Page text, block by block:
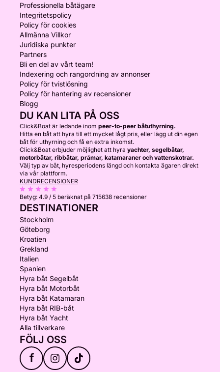
Professionella båtägare
Integritetspolicy
Policy för cookies
Allmänna Villkor
Juridiska punkter
Partners
Bli en del av vårt team!
Indexering och rangordning av annonser
Policy för tvistlösning
Policy för hantering av recensioner
Blogg
DU KAN LITA PÅ OSS
Click&Boat är ledande inom peer-to-peer båtuthyrning.
Hitta en båt att hyra till ett mycket lågt pris, eller lägg ut din egen
båt för uthyrning och få en extra inkomst.
Click&Boat erbjuder möjlighet att hyra yachter, segelbåtar,
motorbåtar, ribbåtar, pråmar, katamaraner och vattenskotrar.
Välj typ av båt, hyresperiodens längd och kontakta ägaren direkt
via vår plattform.
KUNDRECENSIONER
Betyg: 4.9 / 5 beräknat på 715638 recensioner
DESTINATIONER
Stockholm
Göteborg
Kroatien
Grekland
Italien
Spanien
Hyra båt Segelbåt
Hyra båt Motorbåt
Hyra båt Katamaran
Hyra båt RIB-båt
Hyra båt Yacht
Alla tillverkare
FÖLJ OSS
f